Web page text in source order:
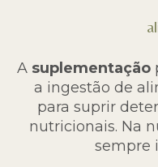
A suplementação
a ingestão de
para suprir
nutricionais. Na
sempre